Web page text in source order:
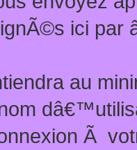
ici par
au
Ã